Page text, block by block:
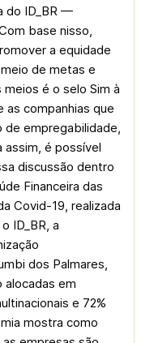
do ID_BR —
base nisso,
a equidade
de metas e
é o selo Sim à
as companhias que
de empregabilidade,
assim, é possível
discussão dentro
Financeira das
Covid-19, realizada
ID_BR, a
dos Palmares,
alocadas em
e 72%
mostra como